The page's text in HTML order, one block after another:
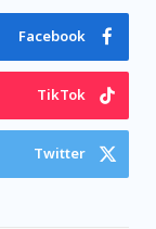
Facebook
TikTok
Twitter